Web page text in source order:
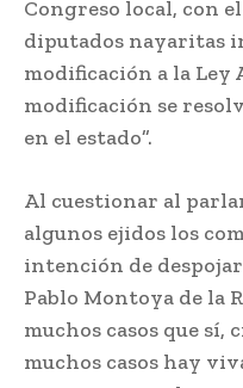
Congreso local, con
diputados nayaritas
modificación a la Ley
modificación se
en el estado”.
Al cuestionar al
algunos ejidos los
intención de
Pablo Montoya de la
muchos casos que sí,
muchos casos hay